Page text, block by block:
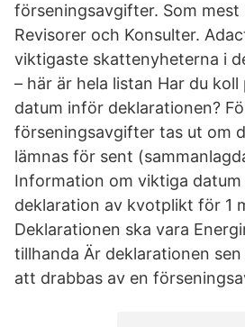
förseningsavgifter. Som mest
Revisorer och Konsulter.
viktigaste skattenyheterna i
– här är hela listan Har du koll
datum inför deklarationen?
förseningsavgifter tas ut om
lämnas för sent
Information om viktiga datum
deklaration av kvotplikt för 1
Deklarationen ska vara
tillhanda Är deklarationen
att drabbas av en